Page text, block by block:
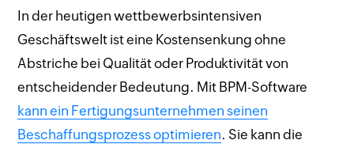
In der heutigen wettbewerbsintensiven
Geschäftswelt ist eine Kostensenkung ohne
Abstriche bei Qualität oder Produktivität von
entscheidender Bedeutung. Mit BPM-Software
kann ein Fertigungsunternehmen seinen
Beschaffungsprozess optimieren. Sie kann die